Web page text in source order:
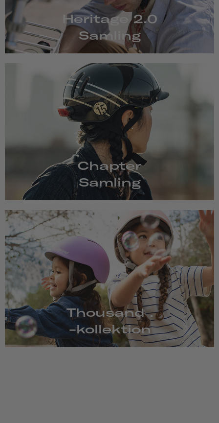
Heritage 2.0
Samling
Chapter
Samling
Thousand .
-kollektion